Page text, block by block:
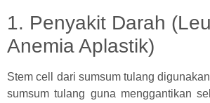
1. Penyakit Darah
Anemia Aplastik)
Stem cell dari sumsum tulang
sumsum tulang guna menggantikan